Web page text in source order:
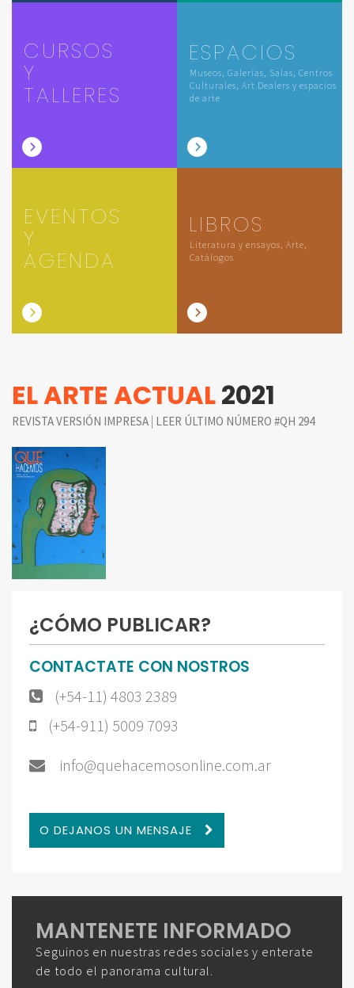
CURSOS
Y
TALLERES
ESPACIOS
Museos, Galerías, Salas, Centros
Culturales, Art Dealers y espacios
de arte
EVENTOS
Y
AGENDA
LIBROS
Literatura y ensayos, Arte,
Catálogos
EL ARTE ACTUAL2021
REVISTA VERSIÓN IMPRESA | LEER ÚLTIMO NÚMERO #QH 294
¿CÓMO PUBLICAR?
CONTACTATE CON NOSTROS
(+54-11) 4803 2389
(+54-911) 5009 7093
info@quehacemosonline.com.ar
O DEJANOS UN MENSAJE
MANTENETE INFORMADO
Seguinos en nuestras redes sociales y enterate
de todo el panorama cultural.